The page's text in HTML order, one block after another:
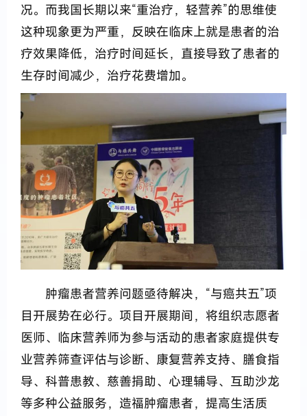
况。而我国长期以来“重治疗，轻营养”的思维使
这种现象更为严重，反映在临床上就是患者的治
疗效果降低，治疗时间延长，直接导致了患者的
生存时间减少，治疗花费增加。
肿瘤患者营养问题亟待解决，“与癌共五”项
目开展势在必行。项目开展期间，将组织志愿者
医师、临床营养师为参与活动的患者家庭提供专
业营养筛查评估与诊断、康复营养支持、膳食指
导、科普患教、慈善捐助、心理辅导、互助沙龙
等多种公益服务，造福肿瘤患者，提高生活质